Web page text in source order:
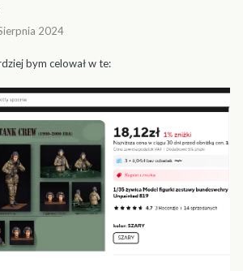
2024
bym celował w te: